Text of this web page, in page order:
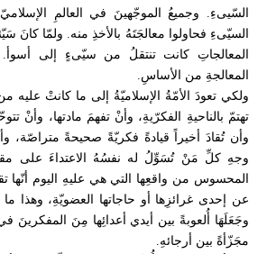
السّيىءِ. وجميعُ الموجّهينَ في العالمِ
السيّىءِ فحاولوا معالجَتَهُ بالأخذِ منه. ولمّا كانَ
المعالجاتِ كانت تنتقلُ من سيّىءٍ إلى أسوأ.
المعالجةِ من الأساسِ.
ولكي تعودَ الأمّةُ الإسلاميّةُ إلى ما كانتْ
تهتمّ بالناحيةِ الفكرّيةِ، وأنْ تفهمَ مادتها، وأنْ
وأن تُقادَ أخيراً قيادةً فكريّةً صحيحةً
وجهِ كلِّ مَنْ تُسَوِّلُ له نفسُهُ الاعتداءَ على
المحسوس من واقعِها التي هي عليهِ اليوم أنّها
عن إحدى غرائزِها أو حاجاتها العضويّةِ، وهذا
وجَعَلَهَا أُلعوبةً بين أيدي أعدائِها مِنَ المفكرينَ
مجَزّأةً بين أرجائهِ.